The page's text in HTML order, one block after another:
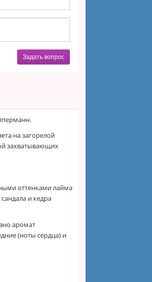
Задать вопрос
на загорелой
захватывающих
оттенками лайма
и кедра
аромат
(ноты сердца) и